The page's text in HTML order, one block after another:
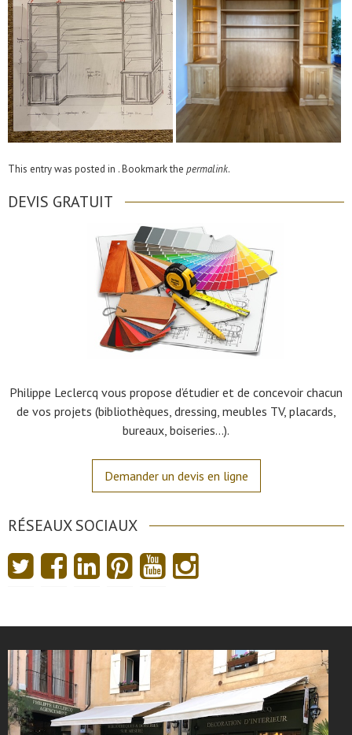
This entry was posted in . Bookmark the permalink.
DEVIS GRATUIT
Philippe Leclercq vous propose d’étudier et de concevoir chacun
de vos projets (bibliothèques, dressing, meubles TV, placards,
bureaux, boiseries…).
Demander un devis en ligne
RÉSEAUX SOCIAUX